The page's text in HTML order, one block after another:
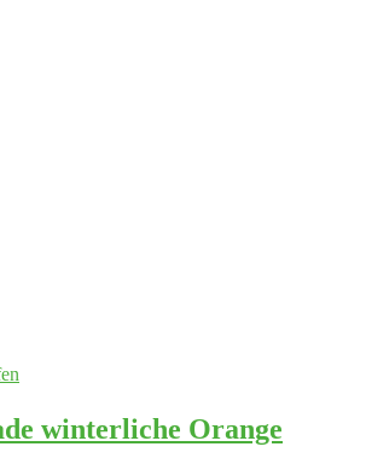
winterliche Orange